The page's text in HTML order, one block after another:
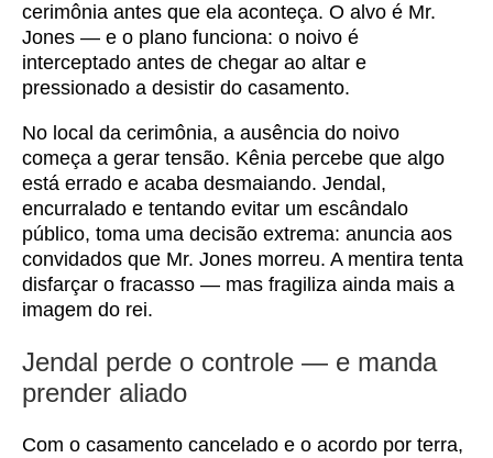
cerimônia antes que ela aconteça. O alvo é Mr.
Jones — e o plano funciona: o noivo é
interceptado antes de chegar ao altar e
pressionado a desistir do casamento.
No local da cerimônia, a ausência do noivo
começa a gerar tensão. Kênia percebe que algo
está errado e acaba desmaiando. Jendal,
encurralado e tentando evitar um escândalo
público, toma uma decisão extrema: anuncia aos
convidados que Mr. Jones morreu. A mentira tenta
disfarçar o fracasso — mas fragiliza ainda mais a
imagem do rei.
Jendal perde o controle — e manda
prender aliado
Com o casamento cancelado e o acordo por terra,